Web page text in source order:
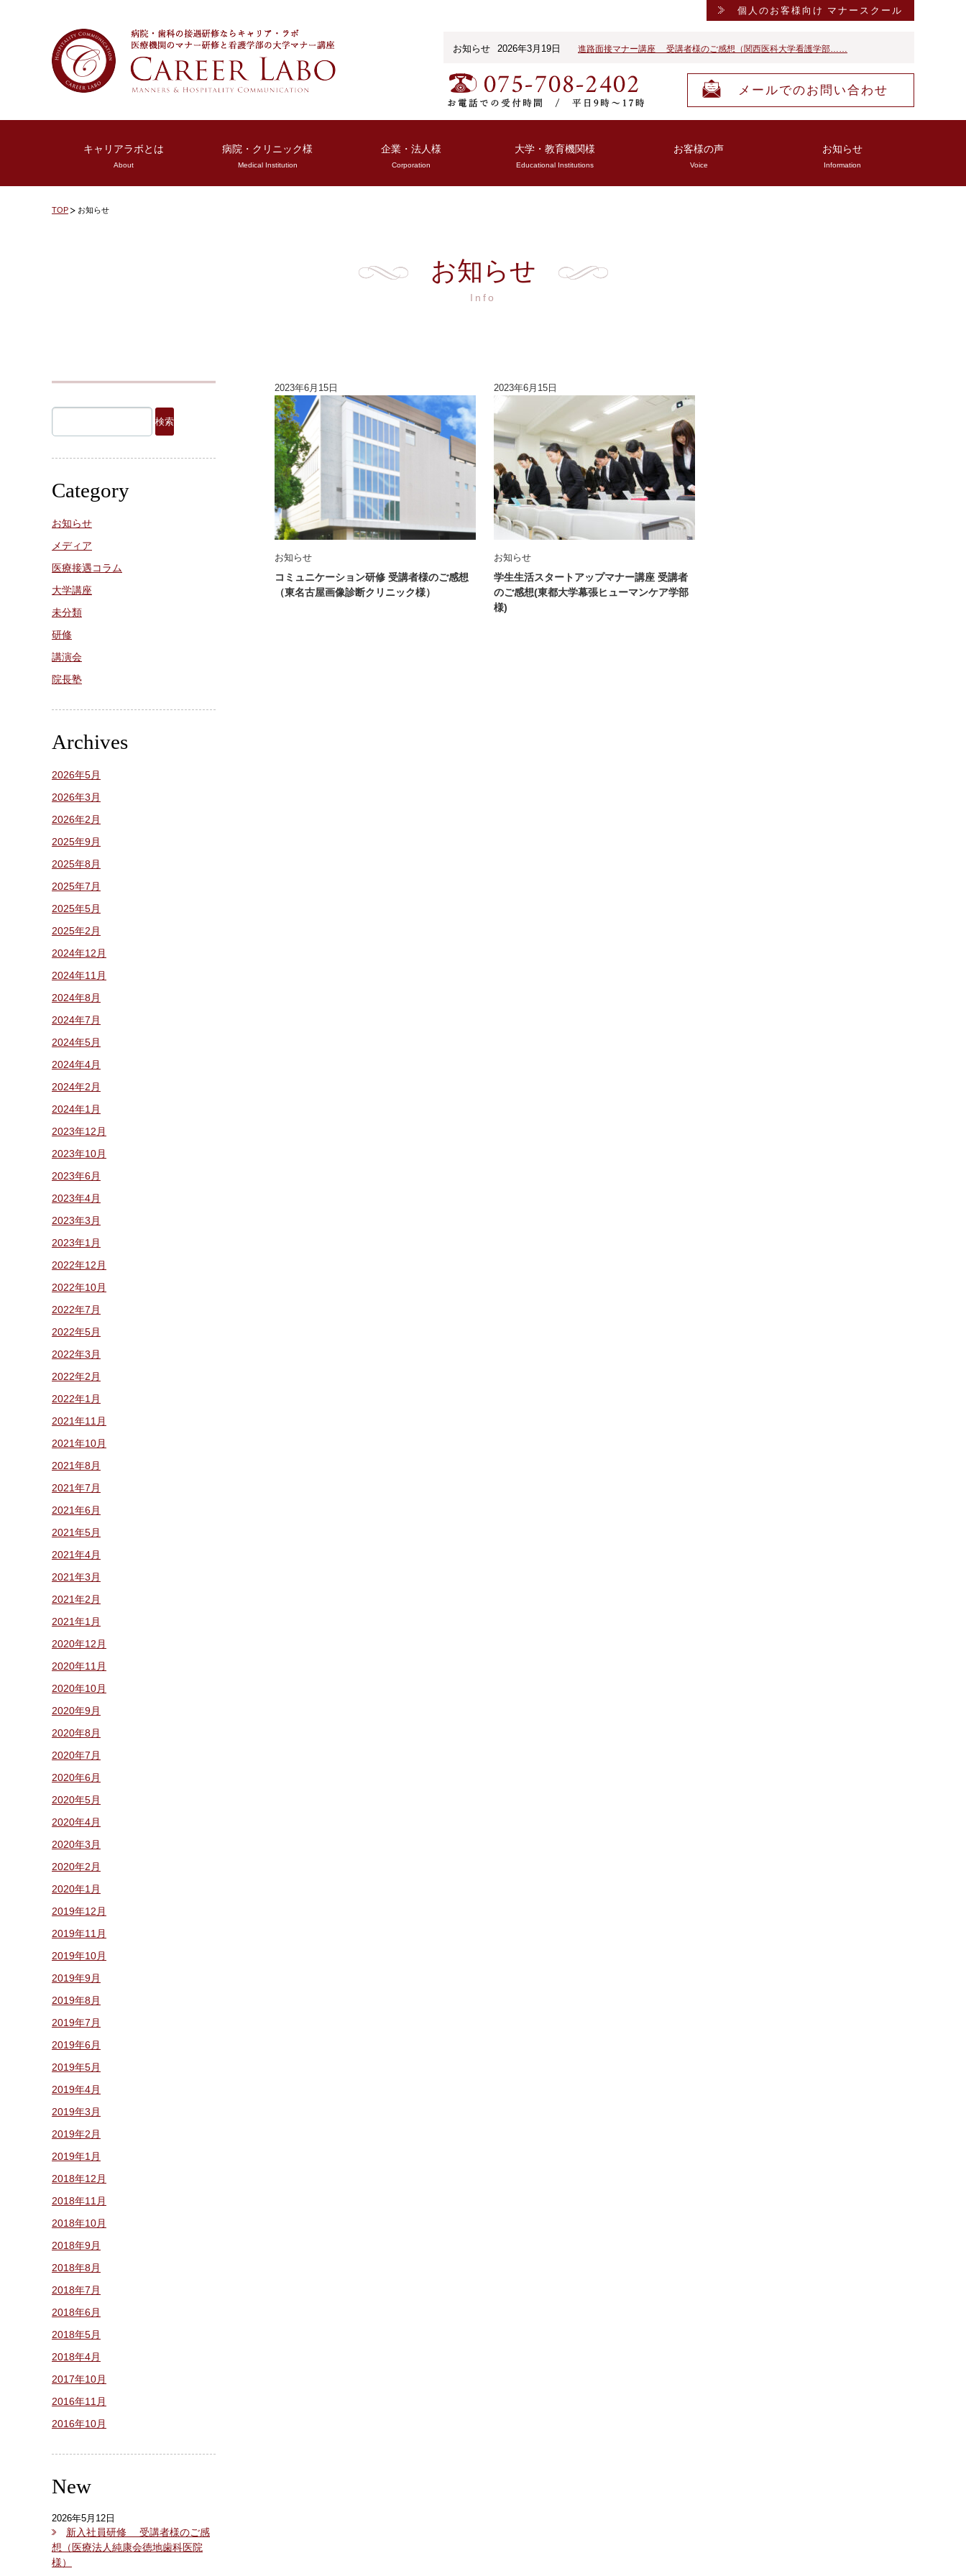
個人のお客様向け マナースクール
お知らせ 2026年3月19日 進路面接マナー講座 受講者様のご感想（関西医科大学看護学部……
メールでのお問い合わせ
キャリアラボとは
About
病院・クリニック様
Medical Institution
企業・法人様
Corporation
大学・教育機関様
Educational Institutions
お客様の声
Voice
お知らせ
Information
TOP お知らせ
お知らせ
Info
2023年6月15日
お知らせ
コミュニケーション研修 受講者様のご感想
（東名古屋画像診断クリニック様）
2023年6月15日
お知らせ
学生生活スタートアップマナー講座 受講者
のご感想(東都大学幕張ヒューマンケア学部
様)
索:
Category
お知らせ
メディア
医療接遇コラム
大学講座
未分類
研修
講演会
院長塾
Archives
2026年5月
2026年3月
2026年2月
2025年9月
2025年8月
2025年7月
2025年5月
2025年2月
2024年12月
2024年11月
2024年8月
2024年7月
2024年5月
2024年4月
2024年2月
2024年1月
2023年12月
2023年10月
2023年6月
2023年4月
2023年3月
2023年1月
2022年12月
2022年10月
2022年7月
2022年5月
2022年3月
2022年2月
2022年1月
2021年11月
2021年10月
2021年8月
2021年7月
2021年6月
2021年5月
2021年4月
2021年3月
2021年2月
2021年1月
2020年12月
2020年11月
2020年10月
2020年9月
2020年8月
2020年7月
2020年6月
2020年5月
2020年4月
2020年3月
2020年2月
2020年1月
2019年12月
2019年11月
2019年10月
2019年9月
2019年8月
2019年7月
2019年6月
2019年5月
2019年4月
2019年3月
2019年2月
2019年1月
2018年12月
2018年11月
2018年10月
2018年9月
2018年8月
2018年7月
2018年6月
2018年5月
2018年4月
2017年10月
2016年11月
2016年10月
New
2026年5月12日
新入社員研修 受講者様のご感
想（医療法人純康会徳地歯科医院
様）